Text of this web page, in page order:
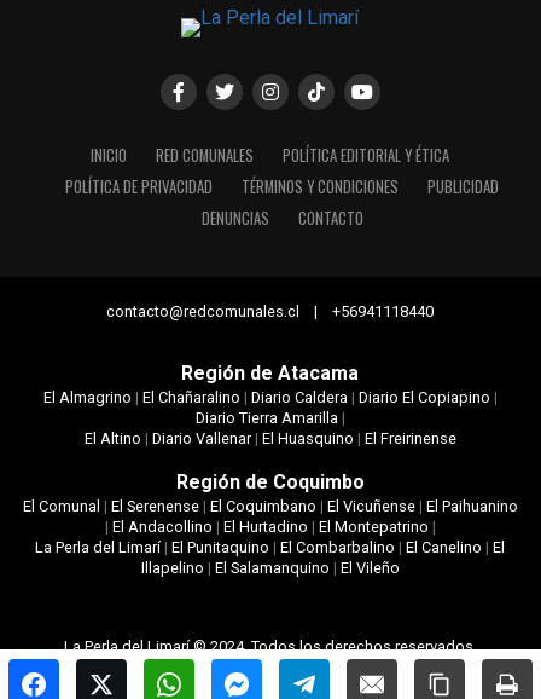
INICIO RED COMUNALES
POLÍTICA EDITORIAL Y ÉTICA
POLÍTICA DE PRIVACIDAD
TÉRMINOS Y CONDICIONES
PUBLICIDAD
DENUNCIAS
CONTACTO
contacto@redcomunales.cl | +56941118440
Región de Atacama
El Almagrino | El Chañaralino | Diario Caldera| Diario El Copiapino |
Diario Tierra Amarilla|
El Altino | Diario Vallenar| El Huasquino | El Freirinense
Región de Coquimbo
El Comunal | El Serenense| El Coquimbano | El Vicuñense| El Paihuanino
| El Andacollino | El Hurtadino | El Montepatrino |
La Perla del Limarí|El Punitaquino |El Combarbalino |El Canelino |El
Illapelino | El Salamanquino | El Vileño
La Perla del Limarí © 2024. Todos los derechos reservados.